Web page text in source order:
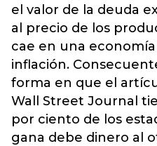
el valor de la deuda
al precio de los
cae en una
inflación.
forma en que el
Wall Street Journal
por ciento de los
gana debe dinero al